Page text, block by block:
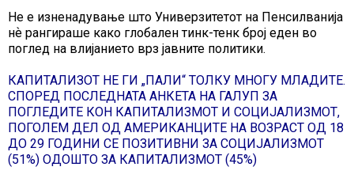
Не е изненадување што Универзитетот на Пенсилванија
нѐ рангираше како глобален тинк-тенк број еден во
поглед на влијанието врз јавните политики.
КАПИТАЛИЗОТ НЕ ГИ „ПАЛИ“ ТОЛКУ МНОГУ МЛАДИТЕ.
СПОРЕД ПОСЛЕДНАТА АНКЕТА НА ГАЛУП ЗА
ПОГЛЕДИТЕ КОН КАПИТАЛИЗМОТ И СОЦИЈАЛИЗМОТ,
ПОГОЛЕМ ДЕЛ ОД АМЕРИКАНЦИТЕ НА ВОЗРАСТ ОД 18
ДО 29 ГОДИНИ СЕ ПОЗИТИВНИ ЗА СОЦИЈАЛИЗМОТ
(51%) ОДОШТО ЗА КАПИТАЛИЗМОТ (45%)